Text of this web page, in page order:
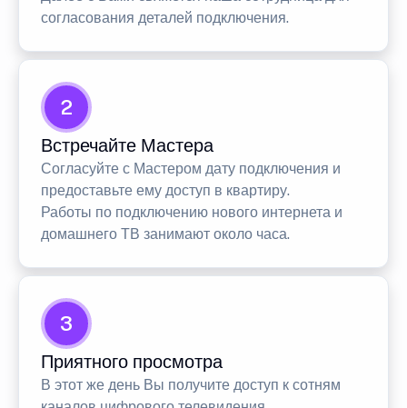
согласования деталей подключения.
2
Встречайте Мастера
Согласуйте с Мастером дату подключения и
предоставьте ему доступ в квартиру.
Работы по подключению нового интернета и
домашнего ТВ занимают около часа.
3
Приятного просмотра
В этот же день Вы получите доступ к сотням